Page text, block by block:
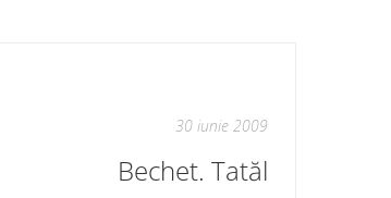
30 iunie 2009
Bechet. Tatăl